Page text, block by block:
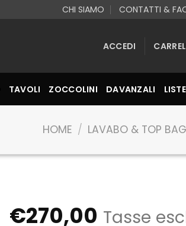
CHI SIAMO CONTATTI &
ACCEDI
TAVOLI ZOCCOLINI DAVANZALI
HOME / LAVABO & TOP
€270,00 Tasse